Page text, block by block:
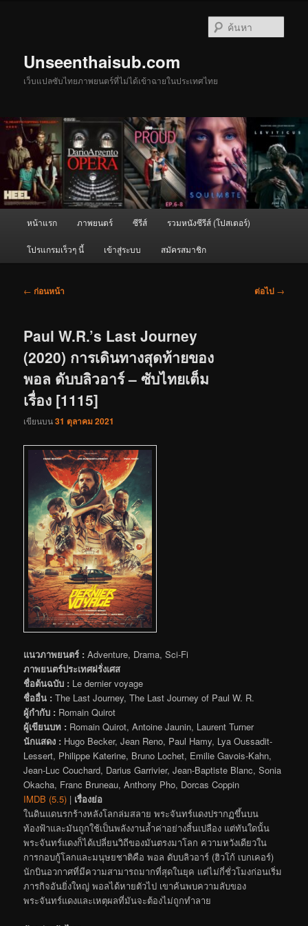
Unseenthaisub.com
เว็บแปลซับไทยภาพยนตร์ที่ไม่ได้เข้าฉายในประเทศไทย
หน้าแรก ภาพยนตร์ ซีรีส์ รวมหนังซีรีส์ (โปสเตอร์)
โปรแกรมเร็วๆ นี้ เข้าสู่ระบบ สมัครสมาชิก
เมนู
← ก่อนหน้า ต่อไป →
Paul W.R.’s Last Journey
(2020) การเดินทางสุดท้ายของ
พอล ดับบลิวอาร์ – ซับไทยเต็ม
เรื่อง [1115]
เขียนบน31 ตุลาคม 2021
แนวภาพยนตร์ : Adventure, Drama, Sci-Fi
ภาพยนตร์ประเทศฝรั่งเศส
ชื่อต้นฉบับ : Le dernier voyage
ชื่ออื่น : The Last Journey, The Last Journey of Paul W. R.
ผู้กำกับ : Romain Quirot
ผู้เขียนบท : Romain Quirot, Antoine Jaunin, Laurent Turner
นักแสดง : Hugo Becker, Jean Reno, Paul Hamy, Lya Oussadit-
Lessert, Philippe Katerine, Bruno Lochet, Emilie Gavois-Kahn,
Jean-Luc Couchard, Darius Garrivier, Jean-Baptiste Blanc, Sonia
Okacha, Franc Bruneau, Anthony Pho, Dorcas Coppin
IMDB (5.5) | เรื่องย่อ
ในดินแดนรกร้างหลังโลกล่มสลาย พระจันทร์แดงปรากฏขึ้นบน
ท้องฟ้าและมันถูกใช้เป็นพลังงานล้ำค่าอย่างสิ้นเปลือง แต่ทันใดนั้น
พระจันทร์แดงก็ได้เปลี่ยนวิถีของมันตรงมาโลก ความหวังเดียวใน
การกอบกู้โลกและมนุษยชาติคือ พอล ดับบลิวอาร์ (ฮิวโก้ เบกเคอร์)
นักบินอวกาศที่มีความสามารถมากที่สุดในยุค แต่ไม่กี่ชั่วโมงก่อนเริ่ม
ภารกิจอันยิ่งใหญ่ พอลได้หายตัวไป เขาค้นพบความลับของ
พระจันทร์แดงและเหตุผลที่มันจะต้องไม่ถูกทำลาย